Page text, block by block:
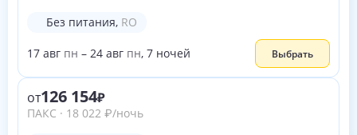
Без питания, RO
17 авг пн – 24 авг пн, 7 ночей Выбрать
от126 154
ПАКС · 18 022 ₽/ночь